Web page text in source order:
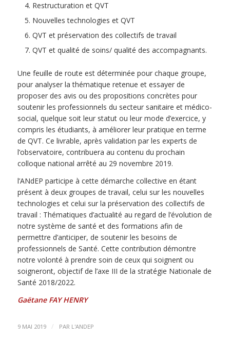
Restructuration et QVT
Nouvelles technologies et QVT
QVT et préservation des collectifs de travail
QVT et qualité de soins/ qualité des accompagnants.
Une feuille de route est déterminée pour chaque groupe,
pour analyser la thématique retenue et essayer de
proposer des avis ou des propositions concrètes pour
soutenir les professionnels du secteur sanitaire et médico-
social, quelque soit leur statut ou leur mode d’exercice, y
compris les étudiants, à améliorer leur pratique en terme
de QVT. Ce livrable, après validation par les experts de
l’observatoire, contribuera au contenu du prochain
colloque national arrêté au 29 novembre 2019.
l’ANdEP participe à cette démarche collective en étant
présent à deux groupes de travail, celui sur les nouvelles
technologies et celui sur la préservation des collectifs de
travail : Thématiques d’actualité au regard de l’évolution de
notre système de santé et des formations afin de
permettre d’anticiper, de soutenir les besoins de
professionnels de Santé. Cette contribution démontre
notre volonté à prendre soin de ceux qui soignent ou
soigneront, objectif de l’axe III de la stratégie Nationale de
Santé 2018/2022.
Gaëtane FAY HENRY
9 MAI 2019 / PAR L'ANDEP